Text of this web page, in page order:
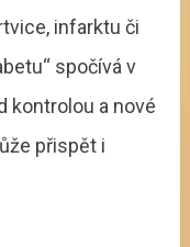
infarktu či
spočívá v
kontrolou a nové
přispět i